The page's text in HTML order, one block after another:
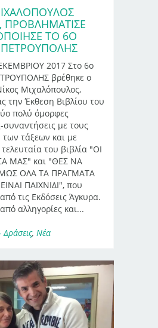
ΠΡΟΒΛΗΜΑΤΙΣΕ
ΤΟ 6Ο
2017 Στο 6ο
βρέθηκε ο
Μιχαλόπουλος,
την Έκθεση Βιβλίου του
πολύ όμορφες
συναντήσεις με τους
τάξεων και με
του βιβλία "ΟΙ
ΜΑΣ" και "ΘΕΣ ΝΑ
ΟΛΑ ΤΑ ΠΡΑΓΜΑΤΑ
ΠΑΙΧΝΙΔΙ", που
τις Εκδόσεις Άγκυρα.
αλληγορίες και...
Δράσεις, Νέα